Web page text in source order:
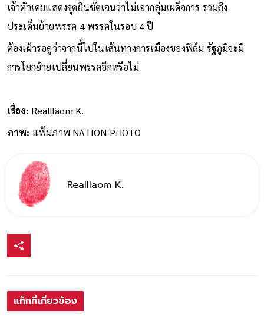
เจ้าตัวเคยแสดงจุดยืนชัดเจนว่าไม่เอากลุ่มเผด็จการ รวมถึง
ประเด็นย้ายพรรค 4 พรรคในรอบ 4 ปี
ต้องเฝ้ารอดูว่าจากนี้ไปในเส้นทางการเมืองของฟิล์ม รัฐภูมิจะมี
การโยกย้ายเปลี่ยนพรรคอีกหรือไม่
เรื่อง: Realllaom K.
ภาพ: แฟ้มภาพ NATION PHOTO
Realllaom K.
แท็กที่เกี่ยวข้อง